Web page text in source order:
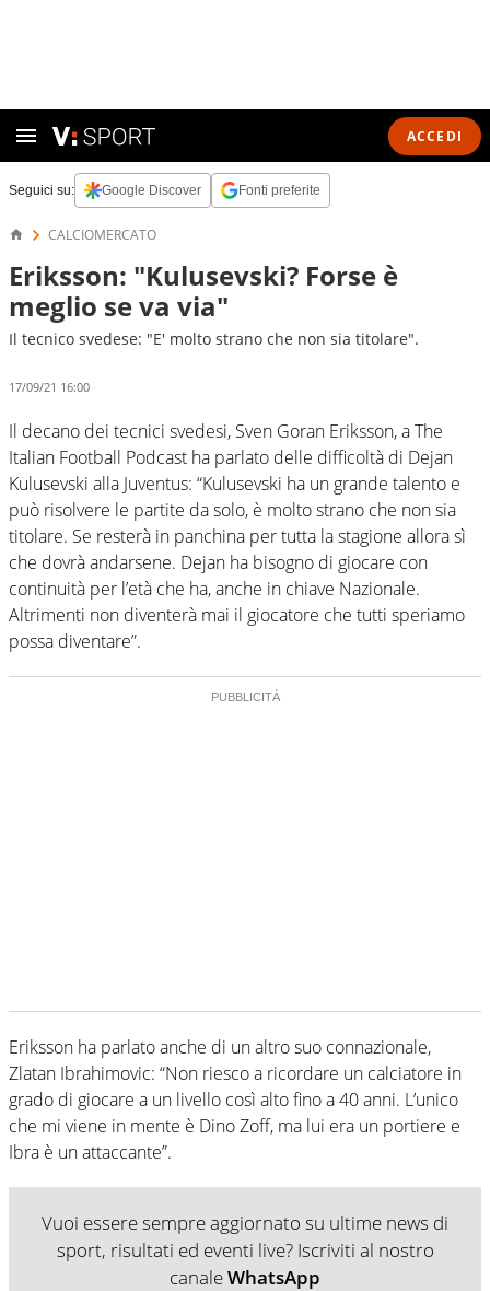
ACCEDI
Seguici su: Google Discover Fonti preferite
CALCIOMERCATO
Eriksson: "Kulusevski? Forse è
meglio se va via"
Il tecnico svedese: "E' molto strano che non sia titolare".
17/09/21 16:00
Il decano dei tecnici svedesi, Sven Goran Eriksson, a The
Italian Football Podcast ha parlato delle difficoltà di Dejan
Kulusevski alla Juventus: “Kulusevski ha un grande talento e
può risolvere le partite da solo, è molto strano che non sia
titolare. Se resterà in panchina per tutta la stagione allora sì
che dovrà andarsene. Dejan ha bisogno di giocare con
continuità per l’età che ha, anche in chiave Nazionale.
Altrimenti non diventerà mai il giocatore che tutti speriamo
possa diventare”.
Eriksson ha parlato anche di un altro suo connazionale,
Zlatan Ibrahimovic: “Non riesco a ricordare un calciatore in
grado di giocare a un livello così alto fino a 40 anni. L’unico
che mi viene in mente è Dino Zoff, ma lui era un portiere e
Ibra è un attaccante”.
Vuoi essere sempre aggiornato su ultime news di
sport, risultati ed eventi live? Iscriviti al nostro
canaleWhatsApp